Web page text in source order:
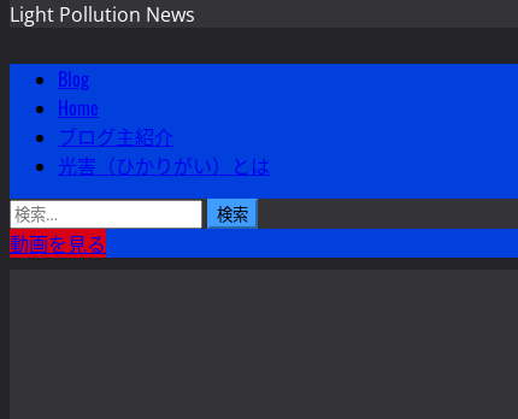
Light Pollution News
ニ
ュ
ー
Blog
Home
ブログ主紹介
光害（ひかりがい）とは
検
索:
動画を見る